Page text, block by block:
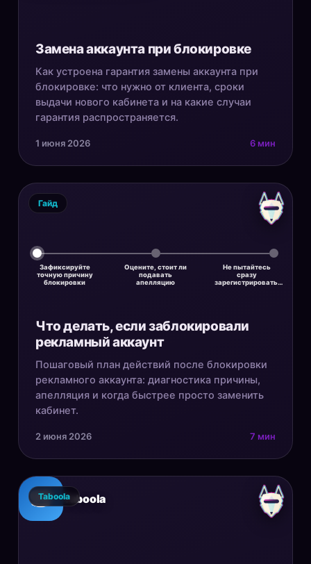
Замена аккаунта при блокировке
Как устроена гарантия замены аккаунта при
блокировке: что нужно от клиента, сроки
выдачи нового кабинета и на какие случаи
гарантия распространяется.
1 июня 2026 6 мин
Зафиксируйте
точную причину
блокировки
Оцените, стоит ли
подавать
апелляцию
Не пытайтесь
сразу
зарегистрировать…
Гайд
Что делать, если заблокировали
рекламный аккаунт
Пошаговый план действий после блокировки
рекламного аккаунта: диагностика причины,
апелляция и когда быстрее просто заменить
кабинет.
2 июня 2026 7 мин
Taboola
Taboola